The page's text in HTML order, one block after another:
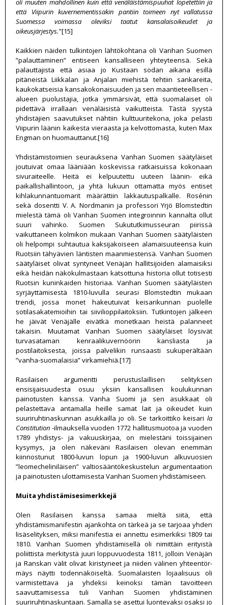
oli muuten mahdollinen kuin että venäläistämispuuhat lopetettiin ja
että Viipurin kuvernementissakin pantiin toimeen nyt vallatussa
Suomessa voimassa oleviksi taatut kansalaisoikeudet ja
oikeusjärjestys."[15]
Kaikkien näiden tulkintojen lähtökohtana oli Vanhan Suomen
”palauttaminen” entiseen kansalliseen yhteyteensä. Sekä
palauttajista että asiaa jo Kustaan sodan aikana esillä
pitäneistä Liikkalan ja Anjalan miehistä tehtiin sankareita,
kaukokatseisia kansakokonaisuuden ja sen maantieteellisen -
alueen puolustajia, jotka ymmärsivät, että suomalaiset oli
pidettävä irrallaan venäläisistä vaikutteista. Tästä syystä
yhdistäjien saavutukset nähtiin kulttuuritekona, joka pelasti
Viipurin läänin kaikesta vieraasta ja kelvottomasta, kuten Max
Engman on huomauttanut.[16]
Yhdistämistoimien seurauksena Vanhan Suomen säätyläiset
joutuivat omaa lääniään koskevissa ratkaisuissa kokonaan
sivuraiteelle. Heitä ei kelpuutettu uuteen läänin- eikä
paikallishallintoon, ja yhtä lukuun ottamatta myös entiset
kihlakunnantuomarit määrättiin lakkautuspalkalle. Rosénin
sekä dosentti V. A. Nordmanin ja professori Yrjö Blomstedtin
mielestä tämä oli Vanhan Suomen integroinnin kannalta ollut
suuri vahinko. Suomen Sukututkimusseuran piirissä
vaikuttaneen kolmikon mukaan Vanhan Suomen säätyläisten
oli helpompi suhtautua kaksijakoiseen alamaisuuteensa kuin
Ruotsiin tähyävien läntisten maanmiestensä. Vanhan Suomen
säätyläiset olivat syntyneet Venäjän hallitsijoiden alamaisiksi
eikä heidän näkökulmastaan katsottuna historia ollut totisesti
Ruotsin kuninkaiden historiaa. Vanhan Suomen säätyläisten
syrjäyttämisestä 1810-luvulla seurasi Blomstedtin mukaan
trendi, jossa monet hakeutuivat keisarikunnan puolelle
sotilasakatemioihin tai siivilioppilaitoksiin. Tutkintojen jälkeen
he jäivät Venäjälle eivätkä monetkaan heistä palanneet
takaisin. Muutamat Vanhan Suomen säätyläiset löysivät
turvasataman kenraalikuvernöörin kansliasta ja
postilaitoksesta, joissa palvelikin runsaasti sukuperältään
”vanha-suomalaisia” virkamiehiä.[17]
Rasilaisen argumentti perustuslaillisen selityksen
ensisijaisuudesta osuu yksiin kansallisen koulukunnan
painotusten kanssa. Vanha Suomi ja sen asukkaat oli
pelastettava antamalla heille samat lait ja oikeudet kuin
suuriruhtinaskunnan asukkailla jo oli. Se tarkoittiko keisari la
Constitution -ilmauksella vuoden 1772 hallitusmuotoa ja vuoden
1789 yhdistys- ja vakuuskirjaa, on mielestäni toissijainen
kysymys, ja olen näkeväni Rasilaisen olevan enemmän
kiinnostunut 1800-luvun lopun ja 1900-luvun alkuvuosien
”leomecheliniläisen” valtiosääntökeskustelun argumentaation
ja painotusten ulottamisesta Vanhan Suomen yhdistämiseen.
Muita yhdistämisesimerkkejä
Olen Rasilaisen kanssa samaa mieltä siitä, että
yhdistämismanifestin ajankohta on tärkeä ja se tarjoaa yhden
lisäselityksen, miksi manifestia ei annettu esimerkiksi 1809 tai
1810. Vanhan Suomen yhdistämisellä oli nimittäin erityistä
poliittista merkitystä juuri loppuvuodesta 1811, jolloin Venäjän
ja Ranskan välit olivat kiristyneet ja niiden välinen yhteentör-
mäys näytti todennäköiseltä. Suomalaisten lojaalisuus oli
varmistettava ja yhdeksi keinoksi tämän tavoitteen
saavuttamisessa tuli Vanhan Suomen yhdistäminen
suuriruhtinaskuntaan. Samalla se asettui luontevaksi osaksi jo